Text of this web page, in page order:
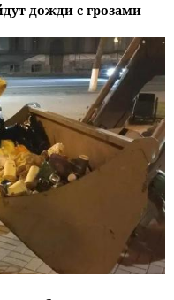
дожди с грозами